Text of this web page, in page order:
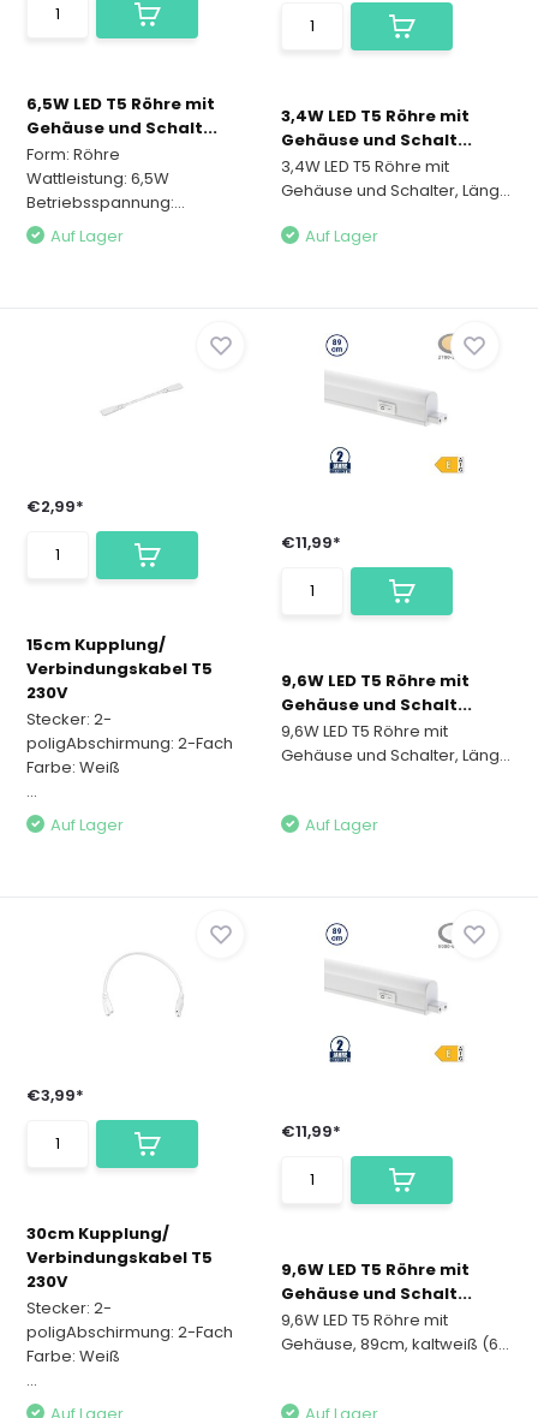
6,5W LED T5 Röhre mit
Gehäuse und Schalt...
Form: Röhre
Wattleistung: 6,5W
Betriebsspannung:...
Auf Lager
3,4W LED T5 Röhre mit
Gehäuse und Schalt...
3,4W LED T5 Röhre mit
Gehäuse und Schalter, Läng...
Auf Lager
€2,99*
15cm Kupplung/
Verbindungskabel T5
230V
Stecker: 2-
poligAbschirmung: 2-Fach
Farbe: Weiß
...
Auf Lager
€11,99*
9,6W LED T5 Röhre mit
Gehäuse und Schalt...
9,6W LED T5 Röhre mit
Gehäuse und Schalter, Läng...
Auf Lager
€3,99*
30cm Kupplung/
Verbindungskabel T5
230V
Stecker: 2-
poligAbschirmung: 2-Fach
Farbe: Weiß
...
€11,99*
9,6W LED T5 Röhre mit
Gehäuse und Schalt...
9,6W LED T5 Röhre mit
Gehäuse, 89cm, kaltweiß (6...